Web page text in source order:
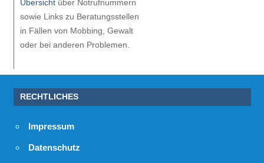
Übersichtüber Notrufnummern
sowie Links zu Beratungsstellen
in Fällen von Mobbing, Gewalt
oder bei anderen Problemen.
RECHTLICHES
Impressum
Datenschutz